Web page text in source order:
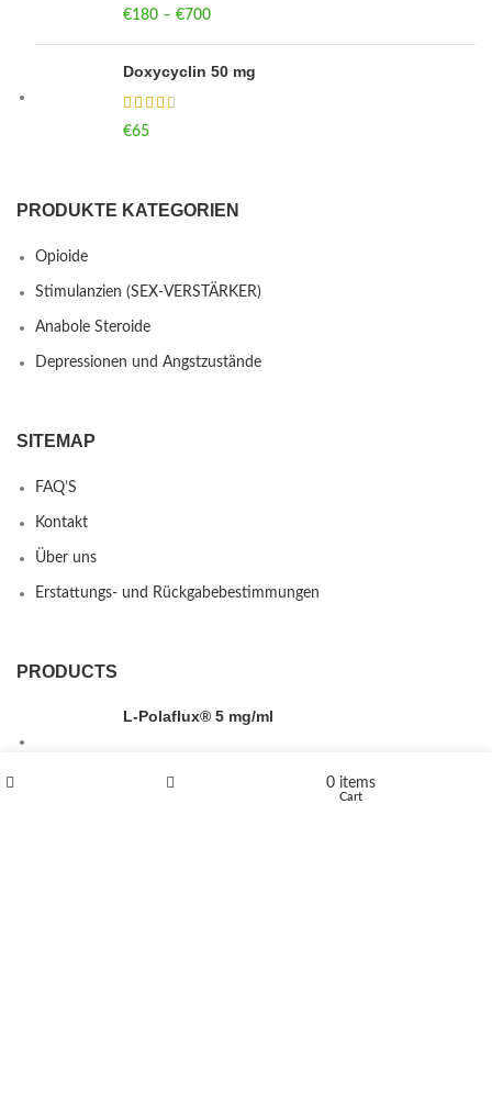
€180 – €700
Doxycyclin 50 mg
€65
PRODUKTE KATEGORIEN
Opioide
Stimulanzien (SEX-VERSTÄRKER)
Anabole Steroide
Depressionen und Angstzustände
SITEMAP
FAQ’S
Kontakt
Über uns
Erstattungs- und Rückgabebestimmungen
PRODUCTS
L-Polaflux® 5 mg/ml
0 items
Cart